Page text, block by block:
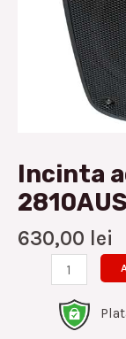
Incinta
630,00 lei